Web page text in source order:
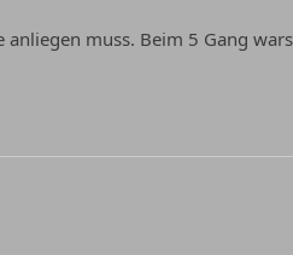
muss. Beim 5 Gang